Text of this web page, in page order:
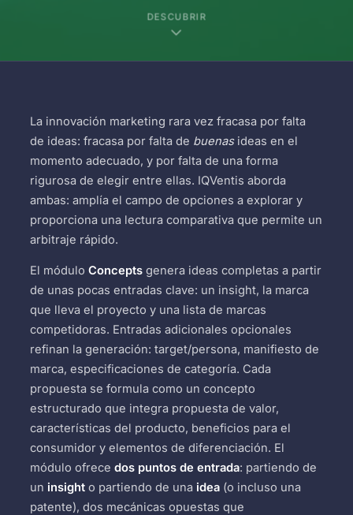
DESCUBRIR
La innovación marketing rara vez fracasa por falta
de ideas: fracasa por falta de buenasideas en el
momento adecuado, y por falta de una forma
rigurosa de elegir entre ellas. IQVentis aborda
ambas: amplía el campo de opciones a explorar y
proporciona una lectura comparativa que permite un
arbitraje rápido.
El móduloConcepts genera ideas completas a partir
de unas pocas entradas clave: un insight, la marca
que lleva el proyecto y una lista de marcas
competidoras. Entradas adicionales opcionales
refinan la generación: target/persona, manifiesto de
marca, especificaciones de categoría. Cada
propuesta se formula como un concepto
estructurado que integra propuesta de valor,
características del producto, beneficios para el
consumidor y elementos de diferenciación. El
módulo ofrecedos puntos de entrada: partiendo de
un insight o partiendo de una idea (o incluso una
patente), dos mecánicas opuestas que